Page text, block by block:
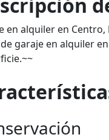
en alquiler en
de garaje en alquiler